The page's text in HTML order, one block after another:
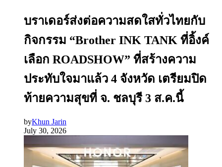
บราเดอร์ส่งต่อความสดใสทั่วไทยกับ
กิจกรรม “Brother INK TANK ที่อิ้งค์
เลือก ROADSHOW” ที่สร้างความ
ประทับใจมาแล้ว 4 จังหวัด เตรียมปิด
ท้ายความสุขที่ จ. ชลบุรี 3 ส.ค.นี้
byKhun Jarin
July 30, 2026